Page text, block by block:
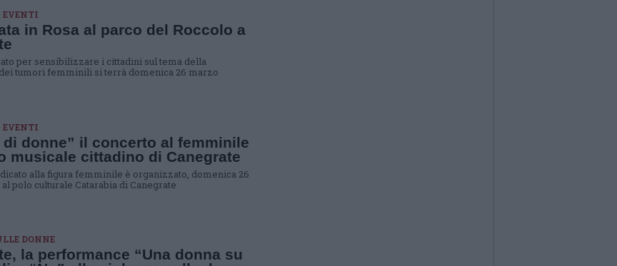
EVENTI
in Rosa al parco del Roccolo a
per sensibilizzare i cittadini sul tema della
tumori femminili si terrà domenica 26 marzo
EVENTI
di donne” il concerto al femminile
musicale cittadino di Canegrate
alla figura femminile è organizzato, domenica 26
polo culturale Catarabia di Canegrate
DONNE
la performance “Una donna su